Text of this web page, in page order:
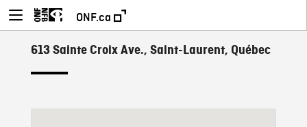
ONF.ca
613 Sainte Croix Ave., Saint-Laurent, Québec